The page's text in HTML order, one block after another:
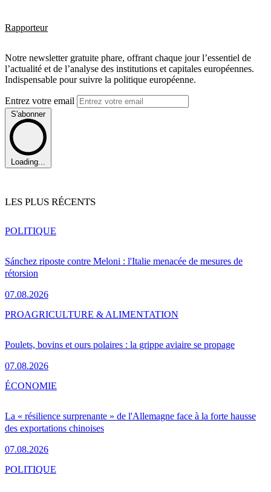
Rapporteur
Notre newsletter gratuite phare, offrant chaque jour l’essentiel de
l’actualité et de l’analyse des institutions et capitales européennes.
Indispensable pour suivre la politique européenne.
Entrez votre email
S'abonner
Loading...
LES PLUS RÉCENTS
Sánchez riposte contre Meloni : l'Italie menacée de mesures de
rétorsion
07.08.2026
POLITIQUE
Poulets, bovins et ours polaires : la grippe aviaire se propage
07.08.2026
PROAGRICULTURE & ALIMENTATION
La « résilience surprenante » de l'Allemagne face à la forte hausse
des exportations chinoises
07.08.2026
ÉCONOMIE
POLITIQUE